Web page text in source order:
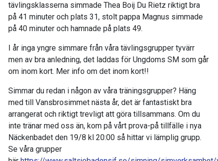
tävlingsklasserna simmade Thea Boij Du Rietz riktigt bra
på 41 minuter och plats 31, stolt pappa Magnus simmade
på 40 minuter och hamnade på plats 49.
I år inga yngre simmare från våra tävlingsgrupper tyvärr
men av bra anledning, det laddas för Ungdoms SM som går
om inom kort. Mer info om det inom kort!!
Simmar du redan i någon av våra träningsgrupper? Häng
med till Vansbrosimmet nästa år, det är fantastiskt bra
arrangerat och riktigt trevligt att göra tillsammans. Om du
inte tränar med oss än, kom på vårt prova-på tillfälle i nya
Näckenbadet den 19/8 kl 20:00 så hittar vi lämplig grupp.
Se våra grupper